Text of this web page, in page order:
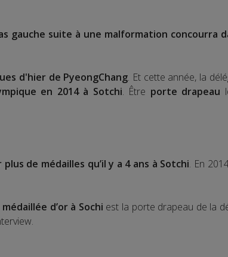
gauche suite à une malformation concourra
d'hier de PyeongChang. Et cette année, la
en 2014 à Sotchi. Être porte drapeau
de médailles qu’il y a 4 ans à Sotchi. En
d’or à Sochi est la porte drapeau de la